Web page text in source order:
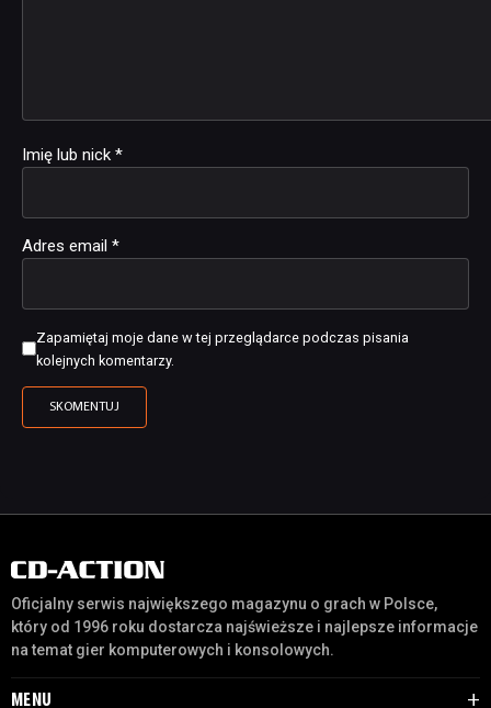
Imię lub nick *
Adres email *
Zapamiętaj moje dane w tej przeglądarce podczas pisania
kolejnych komentarzy.
Oficjalny serwis największego magazynu o grach w Polsce,
który od 1996 roku dostarcza najświeższe i najlepsze informacje
na temat gier komputerowych i konsolowych.
MENU